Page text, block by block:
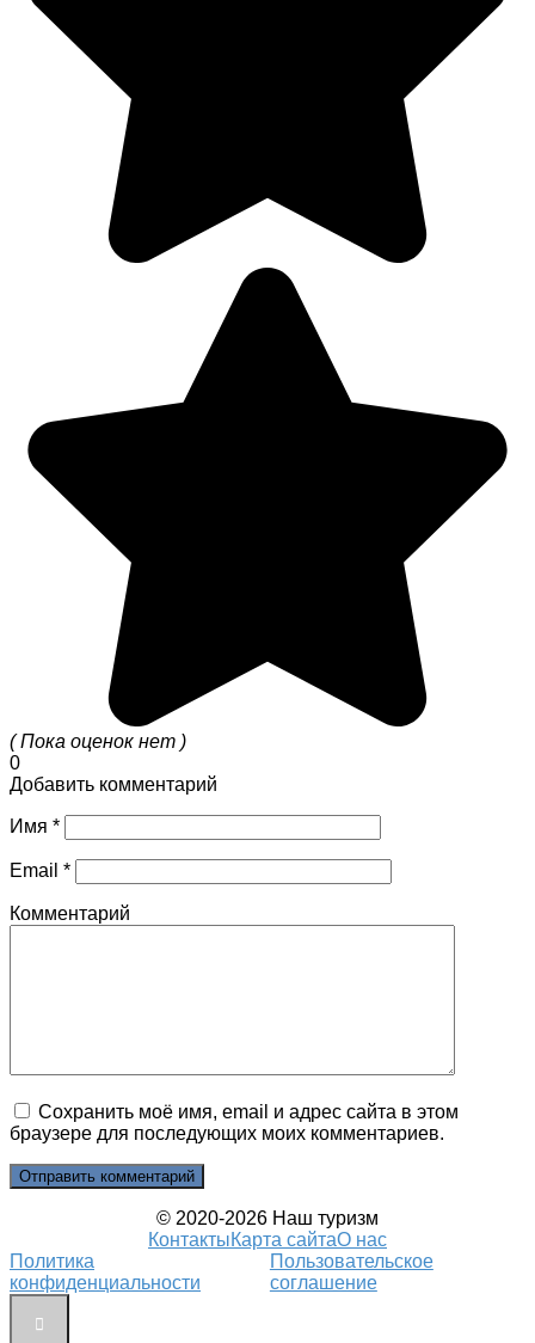
( Пока оценок нет )
0
Добавить комментарий
Имя *
Email *
Комментарий
Сохранить моё имя, email и адрес сайта в этом
браузере для последующих моих комментариев.
© 2020-2026 Наш туризм
КонтактыКарта сайтаО нас
Политика
конфиденциальности
Пользовательское
соглашение